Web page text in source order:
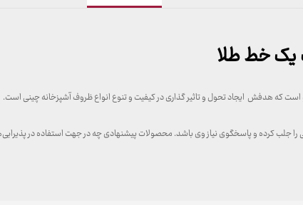
یک خط طلا
که هدفش ایجاد تحول و تاثیر گذاری در کیفیت و تنوع انواع ظروف آشپزخانه چینی است.
را جلب کرده و پاسخگوی نیاز وی باشد. محصولات پیشنهادی چه در جهت استفاده در